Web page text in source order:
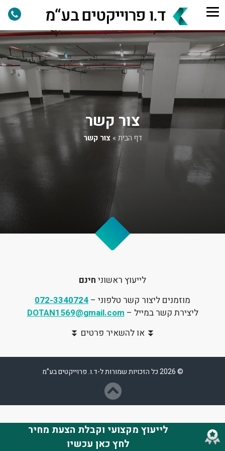
צור קשר
דף הבית »צור קשר
לייעוץ ראשוני חינם
מוזמנים ליצור קשר טלפוני – 072-3340724
ליצירת קשר במייל –DOTAN1569@gmail.com
⏬ או להשאיר פרטים ⏬
© 2026 כל הזכויות שמורות ל-ד.ו. פרוייקטים בע”מ
לייעוץ מקצועי וקבלת הצעת מחיר
לחץ כאן עכשיו